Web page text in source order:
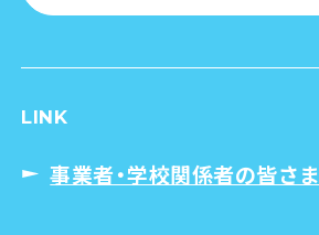
LINK
事業者・学校関係者の皆さま